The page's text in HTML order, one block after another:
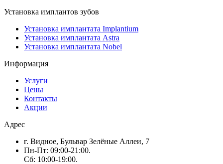
Установка имплантов зубов
Установка имплантата Implantium
Установка имплантата Astra
Установка имплантата Nobel
Информация
Услуги
Цены
Контакты
Акции
Адрес
г. Видное, Бульвар Зелёные Аллеи, 7
Пн-Пт: 09:00-21:00.
Сб: 10:00-19:00.